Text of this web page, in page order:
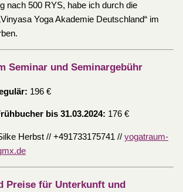
nach 500 RYS, habe ich durch die
Yoga Akademie Deutschland“ im
Seminar und Seminargebühr
196 €
bis 31.03.2024: 176 €
Herbst // +491733175741 // yogatraum-
Preise für Unterkunft und